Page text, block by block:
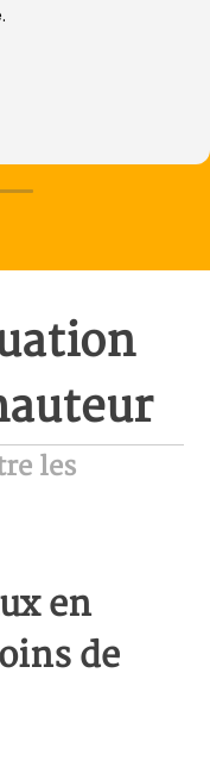
les
en
de